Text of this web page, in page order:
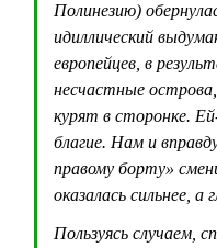
Полинезию)
идиллический
европейцев, в
несчастные
курят в сторонке.
благие. Нам и
правому борту»
оказалась сильнее, а
Пользуясь случаем,